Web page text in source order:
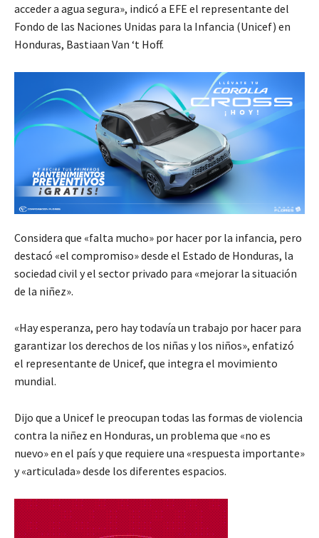
acceder a agua segura», indicó a EFE el representante del
Fondo de las Naciones Unidas para la Infancia (Unicef) en
Honduras, Bastiaan Van ‘t Hoff.
Considera que «falta mucho» por hacer por la infancia, pero
destacó «el compromiso» desde el Estado de Honduras, la
sociedad civil y el sector privado para «mejorar la situación
de la niñez».
«Hay esperanza, pero hay todavía un trabajo por hacer para
garantizar los derechos de los niñas y los niños», enfatizó
el representante de Unicef, que integra el movimiento
mundial.
Dijo que a Unicef le preocupan todas las formas de violencia
contra la niñez en Honduras, un problema que «no es
nuevo» en el país y que requiere una «respuesta importante»
y «articulada» desde los diferentes espacios.